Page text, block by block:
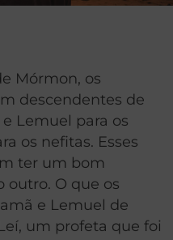
Mórmon, os
descendentes de
Lemuel para os
os nefitas. Esses
ter um bom
outro. O que os
e Lemuel de
um profeta que foi